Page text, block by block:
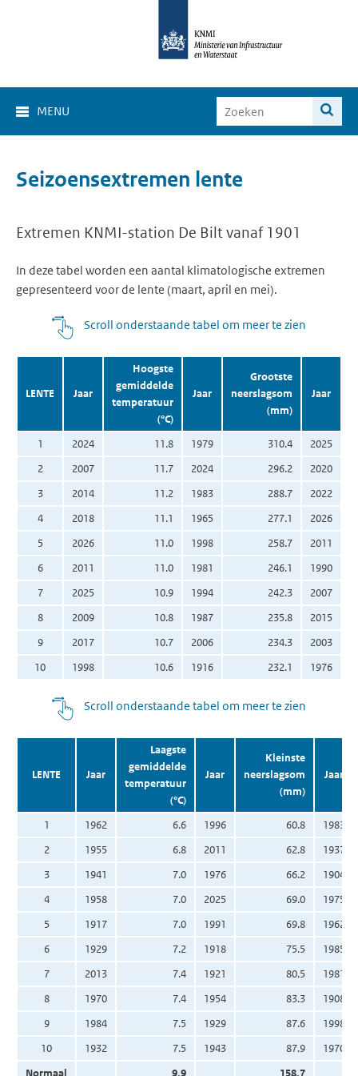
MENU
Seizoensextremen lente
Extremen KNMI-station De Bilt vanaf 1901
In deze tabel worden een aantal klimatologische extremen
gepresenteerd voor de lente (maart, april en mei).
Scroll onderstaande tabel om meer te zien
LENTE Jaar
Hoogste
gemiddelde
temperatuur
(°C)
Jaar
Grootste
neerslagsom
(mm)
Jaar
1 2024 11.8 1979 310.4
2025
2
2007 11.7 2024 296.2
2020
3
2014 11.2 1983 288.7
2022
4
2018 11.1 1965 277.1
2026
5
2026 11.0 1998 258.7
2011
6
2011 11.0 1981 246.1
1990
7
2025 10.9 1994 242.3
2007
8
2009 10.8 1987 235.8
2015
9
2017 10.7 2006 234.3
2003
10
1998 10.6 1916 232.1 1976
Scroll onderstaande tabel om meer te zien
LENTE Jaar
Laagste
gemiddelde
temperatuur
(°C)
Jaar
Kleinste
neerslagsom
(mm)
Jaar
1 1962 6.6 1996 60.8
1983
2
1955 6.8 2011 62.8
1937
3
1941 7.0 1976 66.2
1904
4
1958 7.0 2025 69.0
1975
5
1917 7.0 1991 69.8
1962
6
1929 7.2 1918 75.5
1985
7
2013 7.4 1921 80.5
1981
8
1970 7.4 1954 83.3
1908
9
1984 7.5 1929 87.6
1998
10
1932 7.5 1943 87.9
1970
Normaal
9.9 158.7